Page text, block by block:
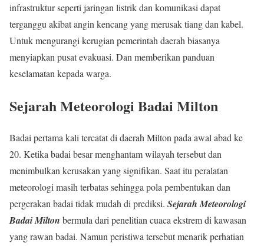
infrastruktur seperti jaringan listrik dan komunikasi dapat
terganggu akibat angin kencang yang merusak tiang dan kabel.
Untuk mengurangi kerugian pemerintah daerah biasanya
menyiapkan pusat evakuasi. Dan memberikan panduan
keselamatan kepada warga.
Sejarah Meteorologi Badai Milton
Badai pertama kali tercatat di daerah Milton pada awal abad ke
20. Ketika badai besar menghantam wilayah tersebut dan
menimbulkan kerusakan yang signifikan. Saat itu peralatan
meteorologi masih terbatas sehingga pola pembentukan dan
pergerakan badai tidak mudah di prediksi. Sejarah Meteorologi
Badai Milton bermula dari penelitian cuaca ekstrem di kawasan
yang rawan badai. Namun peristiwa tersebut menarik perhatian